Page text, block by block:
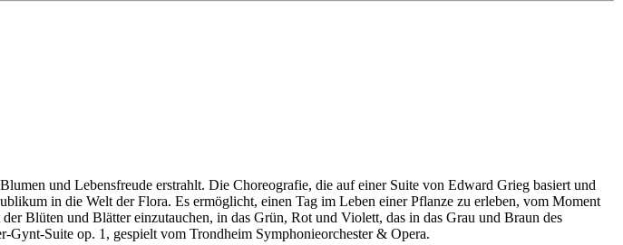
und Lebensfreude erstrahlt. Die Cho­reografie, die auf einer Suite von Ed­ward Grieg basiert und
in die Welt der Flora. Es ermöglicht, einen Tag im Leben einer Pflanze zu erleben, vom Moment
Blüten und Blätter einzutauchen, in das Grün, Rot und Violett, das in das Grau und Braun des
Suite op. 1, gespielt vom Trondheim Symphonieorchester & Opera.